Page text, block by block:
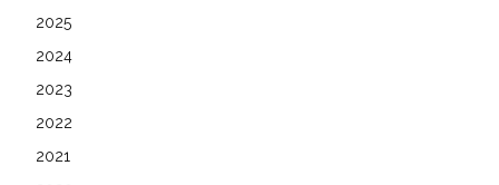
2025
2024
2023
2022
2021